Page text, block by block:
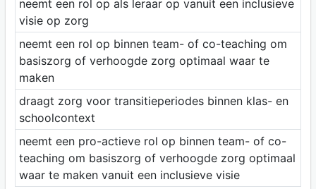
neemt een rol op als leraar op vanuit een inclusieve
visie op zorg
neemt een rol op binnen team- of co-teaching om
basiszorg of verhoogde zorg optimaal waar te
maken
draagt zorg voor transitieperiodes binnen klas- en
schoolcontext
neemt een pro-actieve rol op binnen team- of co-
teaching om basiszorg of verhoogde zorg optimaal
waar te maken vanuit een inclusieve visie